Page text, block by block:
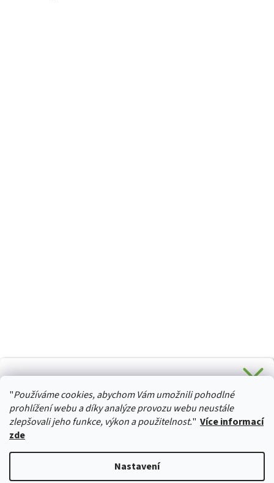
"Používáme cookies, abychom Vám umožnili pohodlné
prohlížení webu a díky analýze provozu webu neustále
zlepšovali jeho funkce, výkon a použitelnost." Více informací
zde
Nastavení
HURTTA-COLLECTION.CZ
Stačí se přihlásit k odběru novinek z našeho obchodu a je
Vaše :)
Ano, chci se přihlásit
Zásady zpracování osobních údajů